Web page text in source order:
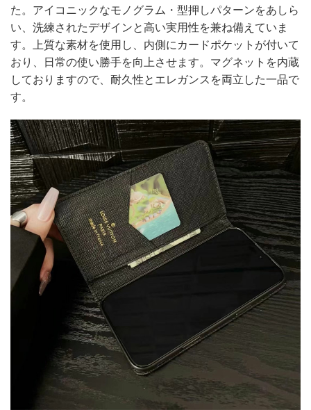
た。アイコニックなモノグラム・型押しパターンをあしら
い、洗練されたデザインと高い実用性を兼ね備えていま
す。上質な素材を使用し、内側にカードポケットが付いて
おり、日常の使い勝手を向上させます。マグネットを内蔵
しておりますので、耐久性とエレガンスを両立した一品で
す。